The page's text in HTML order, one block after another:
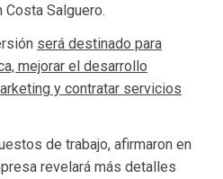
Costa Salguero.
será destinado para
mejorar el desarrollo
y contratar servicios
de trabajo, afirmaron en
revelará más detalles